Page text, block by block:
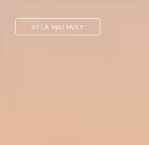
AFLĂ MAI MULT